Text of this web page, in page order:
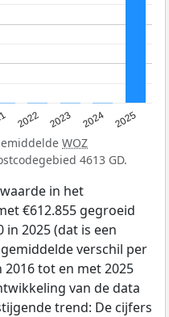
2022 2023 2024 2025
WOZ
4613 GD.
in het
€612.855 gegroeid
in 2025 (dat is een
verschil per
tot en met 2025
van de data
trend: De cijfers